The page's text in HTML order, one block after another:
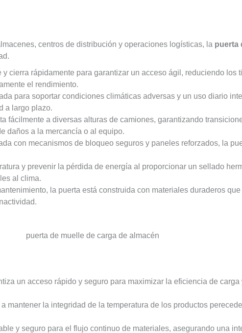
centros de distribución y operaciones logísticas, la puerta
y cierra rápidamente para garantizar un acceso ágil, reduciendo los
el rendimiento.
para soportar condiciones climáticas adversas y un uso diario
a largo plazo.
fácilmente a diversas alturas de camiones, garantizando
daños a la mercancía o al equipo.
con mecanismos de bloqueo seguros y paneles reforzados, la
y prevenir la pérdida de energía al proporcionar un sellado
al clima.
la puerta está construida con materiales duraderos
un acceso rápido y seguro para maximizar la eficiencia de
a mantener la integridad de la temperatura de los productos
y seguro para el flujo continuo de materiales, asegurando una